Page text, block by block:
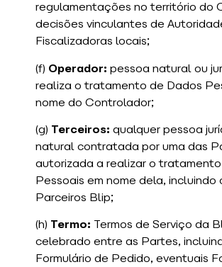
regulamentações no território do
decisões vinculantes de
Fiscalizadoras locais;
(f) Operador: pessoa natural ou
realiza o tratamento de Dados
nome do Controlador;
(g) Terceiros: qualquer pessoa
natural contratada por uma das
autorizada a realizar o
Pessoais em nome dela, incluindo
Parceiros Blip;
(h) Termo: Termos de Serviço da
celebrado entre as Partes,
Formulário de Pedido, eventuais